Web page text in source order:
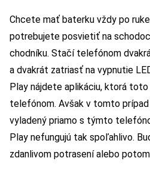
Chcete mať baterku vždy po
potrebujete posvietiť na
chodníku. Stačí telefónom
a dvakrát zatriasť na vypnutie
Play nájdete aplikáciu, ktorá toto
telefónom. Avšak v tomto
vyladený priamo s týmto
Play nefungujú tak spoľahlivo.
zdanlivom potrasení alebo